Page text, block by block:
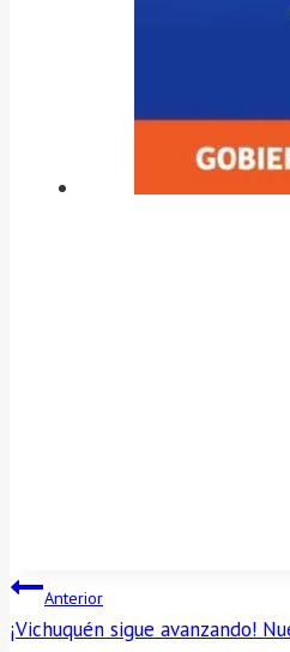
NAVEGACIÓN
Anterior
¡Vichuquén sigue avanzando!